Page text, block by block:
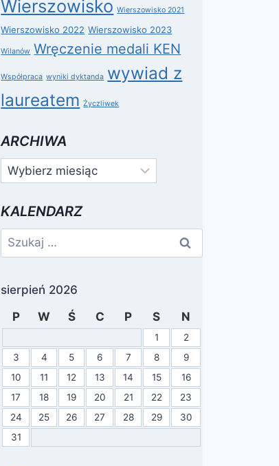
Wierszowisko Wierszowisko 2021
Wierszowisko 2022 Wierszowisko 2023
Wilanów Wręczenie medali KEN
Współpraca wyniki dyktanda wywiad z
laureatem Życzliwek
ARCHIWA
Archiwa
KALENDARZ
Szukaj:
sierpień 2026
P
W Ś C P S N
1
2
3
4 5 6 7 8
9
10
11 12 13 14 15
16
17
18 19 20 21 22
23
24
25 26 27 28 29
30
31